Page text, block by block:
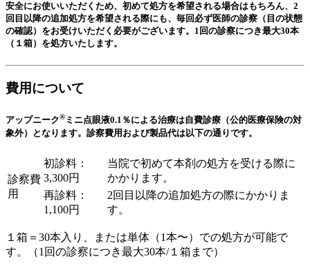
安全にお使いいただくため、初めて処方を希望される場合はもちろん、2
回目以降の追加処方を希望される際にも、 毎回必ず医師の診察（目の状態
の確認）をお受けいただく必要がございます。 1回の診察につき最大30本
（１箱）を処方いたします。
費用について
アップニーク® ミニ点眼液0.1％による治療は自費診療（公的医療保険の対
象外）となります。診察費用および製品代は以下の通りです。
診察費
用
初診料：
3,300円
当院で初めて本剤の処方を受ける際に
かかります。
再診料：
1,100円
2回目以降の追加処方の際にかかりま
す。
１箱＝30本入り、または単体（1本〜）での処方が可能で
す。（1回の診察につき最大30本/１箱まで）